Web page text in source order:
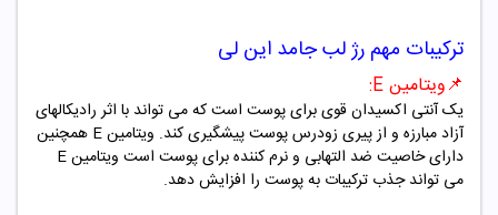
ترکیبات مهم رژ لب جامد این لی
📌ویتامینE
:
یک آنتی اکسیدان قوی برای پوست است که می تواند با اثر رادیکالهای
آزاد مبارزه و از پیری زودرس پوست پیشگیری کند. ویتامینE همچنین
دارای خاصیت ضد التهابی و نرم کننده برای پوست است ویتامینE
می تواند جذب ترکیبات به پوست را افزایش دهد.